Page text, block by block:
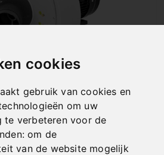
cookies
gebruik van cookies en
om uw
te verbeteren voor de
om de
van de website mogelijk